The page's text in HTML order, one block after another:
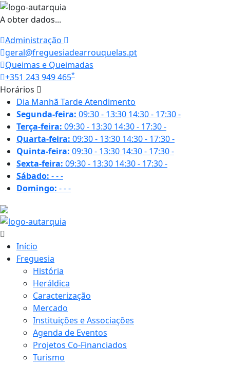
A obter dados...
Administração
geral@freguesiadearrouquelas.pt
Queimas e Queimadas
+351 243 949 465*
Horários
Dia Manhã TardeAtendimento
Segunda-feira: 09:30 - 13:30 14:30 - 17:30-
Terça-feira: 09:30 - 13:30 14:30 - 17:30-
Quarta-feira: 09:30 - 13:30 14:30 - 17:30-
Quinta-feira: 09:30 - 13:30 14:30 - 17:30-
Sexta-feira: 09:30 - 13:30 14:30 - 17:30-
Sábado: ---
Domingo: ---
Início
Freguesia
História
Heráldica
Caracterização
Mercado
Instituições e Associações
Agenda de Eventos
Projetos Co-Financiados
Turismo